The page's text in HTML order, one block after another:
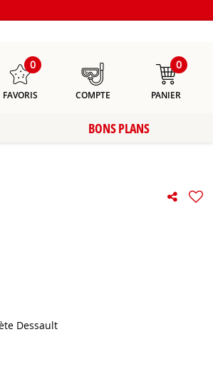
0
FAVORIS COMPTE
0
PANIER
BONS PLANS
Dessault